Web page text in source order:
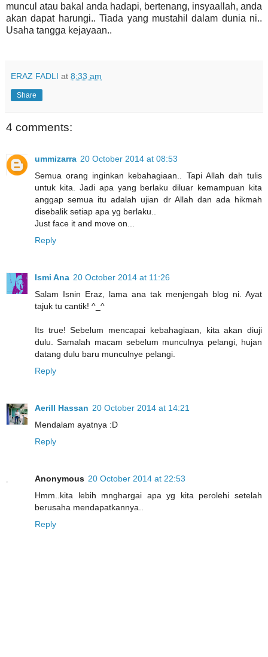
muncul atau bakal anda hadapi, bertenang, insyaallah, anda
akan dapat harungi.. Tiada yang mustahil dalam dunia ni..
Usaha tangga kejayaan..
ERAZ FADLI at 8:33 am
Share
4 comments:
ummizarra 20 October 2014 at 08:53
Semua orang inginkan kebahagiaan.. Tapi Allah dah tulis
untuk kita. Jadi apa yang berlaku diluar kemampuan kita
anggap semua itu adalah ujian dr Allah dan ada hikmah
disebalik setiap apa yg berlaku..
Just face it and move on...
Reply
Ismi Ana 20 October 2014 at 11:26
Salam Isnin Eraz, lama ana tak menjengah blog ni. Ayat
tajuk tu cantik! ^_^
Its true! Sebelum mencapai kebahagiaan, kita akan diuji
dulu. Samalah macam sebelum munculnya pelangi, hujan
datang dulu baru munculnye pelangi.
Reply
Aerill Hassan 20 October 2014 at 14:21
Mendalam ayatnya :D
Reply
Anonymous 20 October 2014 at 22:53
Hmm..kita lebih mnghargai apa yg kita perolehi setelah
berusaha mendapatkannya..
Reply